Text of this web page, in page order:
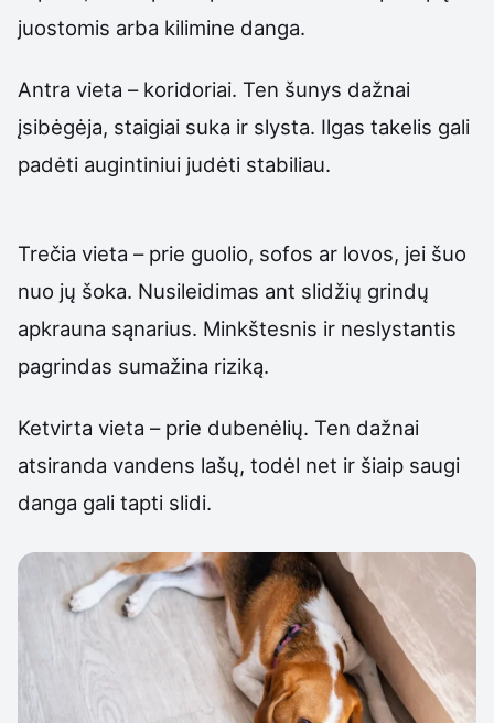
juostomis arba kilimine danga.
Antra vieta – koridoriai. Ten šunys dažnai
įsibėgėja, staigiai suka ir slysta. Ilgas takelis gali
padėti augintiniui judėti stabiliau.
Trečia vieta – prie guolio, sofos ar lovos, jei šuo
nuo jų šoka. Nusileidimas ant slidžių grindų
apkrauna sąnarius. Minkštesnis ir neslystantis
pagrindas sumažina riziką.
Ketvirta vieta – prie dubenėlių. Ten dažnai
atsiranda vandens lašų, todėl net ir šiaip saugi
danga gali tapti slidi.